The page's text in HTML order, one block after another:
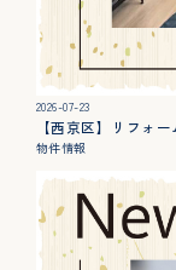
2026-07-23
【西京区】リフォ
物件情報